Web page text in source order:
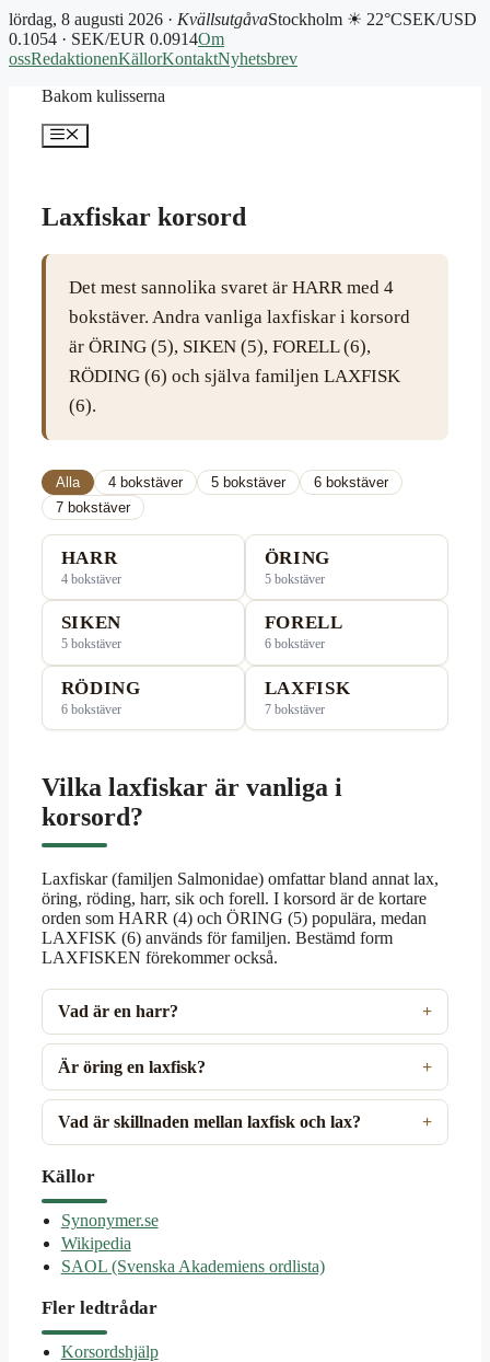
lördag, 8 augusti 2026 · KvällsutgåvaStockholm ☀ 22°CSEK/USD
0.1054 · SEK/EUR 0.0914Om
ossRedaktionenKällorKontaktNyhetsbrev
Bakom kulisserna
Meny
Laxfiskar korsord
Det mest sannolika svaret är HARR med 4
bokstäver. Andra vanliga laxfiskar i korsord
är ÖRING (5), SIKEN (5), FORELL (6),
RÖDING (6) och själva familjen LAXFISK
(6).
Alla 4 bokstäver 5 bokstäver
6 bokstäver
7 bokstäver
HARR
4 bokstäver
ÖRING
5 bokstäver
SIKEN
5 bokstäver
FORELL
6 bokstäver
RÖDING
6 bokstäver
LAXFISK
7 bokstäver
Vilka laxfiskar är vanliga i
korsord?
Laxfiskar (familjen Salmonidae) omfattar bland annat lax,
öring, röding, harr, sik och forell. I korsord är de kortare
orden som HARR (4) och ÖRING (5) populära, medan
LAXFISK (6) används för familjen. Bestämd form
LAXFISKEN förekommer också.
Vad är en harr?
Är öring en laxfisk?
Vad är skillnaden mellan laxfisk och lax?
Källor
Synonymer.se
Wikipedia
SAOL (Svenska Akademiens ordlista)
Fler ledtrådar
Korsordshjälp